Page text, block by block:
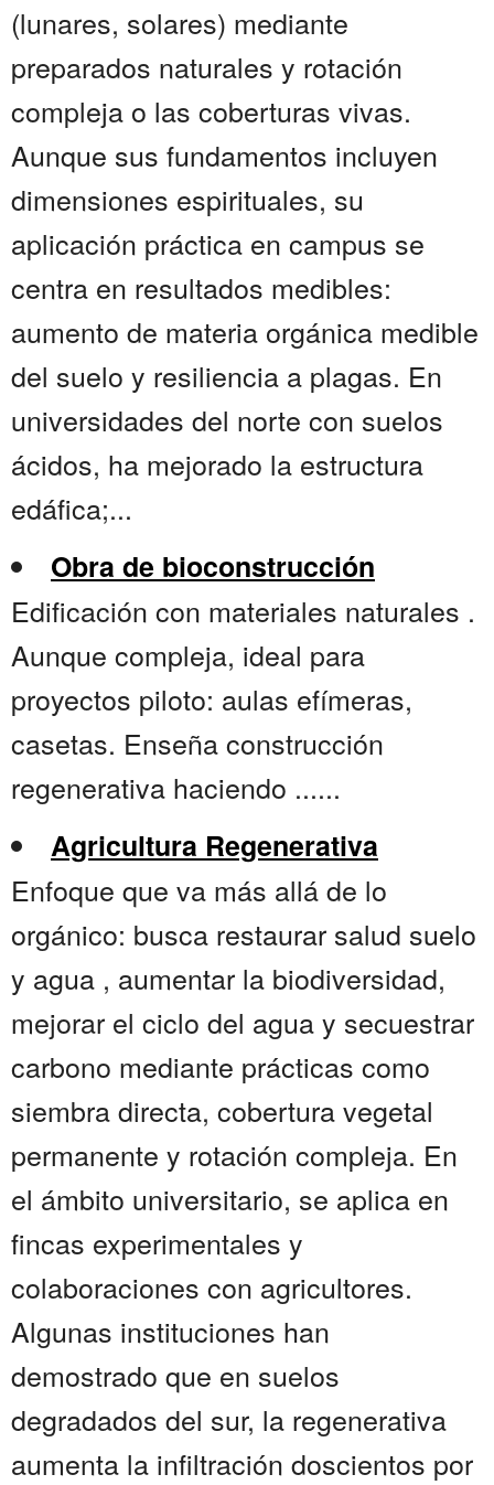
(lunares, solares) mediante
preparados naturales y rotación
compleja o las coberturas vivas.
Aunque sus fundamentos incluyen
dimensiones espirituales, su
aplicación práctica en campus se
centra en resultados medibles:
aumento de materia orgánica medible
del suelo y resiliencia a plagas. En
universidades del norte con suelos
ácidos, ha mejorado la estructura
edáfica;...
Obra de bioconstrucción
Edificación con materiales naturales .
Aunque compleja, ideal para
proyectos piloto: aulas efímeras,
casetas. Enseña construcción
regenerativa haciendo ......
Agricultura Regenerativa
Enfoque que va más allá de lo
orgánico: busca restaurar salud suelo
y agua , aumentar la biodiversidad,
mejorar el ciclo del agua y secuestrar
carbono mediante prácticas como
siembra directa, cobertura vegetal
permanente y rotación compleja. En
el ámbito universitario, se aplica en
fincas experimentales y
colaboraciones con agricultores.
Algunas instituciones han
demostrado que en suelos
degradados del sur, la regenerativa
aumenta la infiltración doscientos por